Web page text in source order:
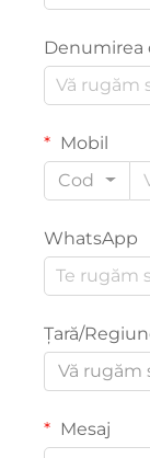
Denumirea
Mobil
Cod
WhatsApp
Țară/
Vă rugăm
Mesaj